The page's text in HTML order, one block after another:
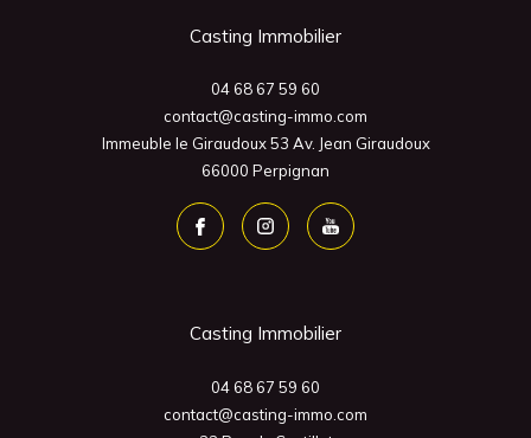
Casting Immobilier
04 68 67 59 60
contact@casting-immo.com
Immeuble le Giraudoux 53 Av. Jean Giraudoux
66000
Perpignan
Casting Immobilier
04 68 67 59 60
contact@casting-immo.com